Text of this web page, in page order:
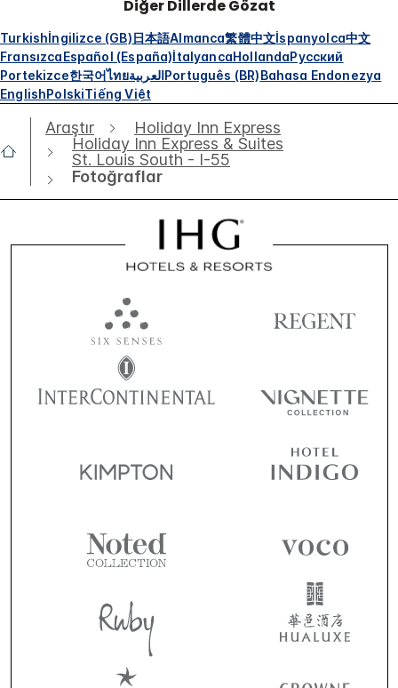
Diğer Dillerde Gözat
Turkishİngilizce (GB)日本語Almanca繁體中文İspanyolca中文
FransızcaEspañol (España)İtalyancaHollandaРусский
Portekizce한국어ไทยالعربيةPortuguês (BR)Bahasa Endonezya
EnglishPolskiTiếng Việt
Araştır
Holiday Inn Express
Holiday Inn Express & Suites
St. Louis South - I-55
Fotoğraflar